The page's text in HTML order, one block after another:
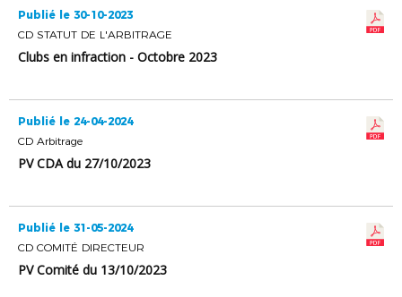
Publié le 30-10-2023
CD STATUT DE L'ARBITRAGE
Clubs en infraction - Octobre 2023
Publié le 24-04-2024
CD Arbitrage
PV CDA du 27/10/2023
Publié le 31-05-2024
CD COMITÉ DIRECTEUR
PV Comité du 13/10/2023